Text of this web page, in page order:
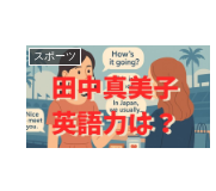
スポーツ